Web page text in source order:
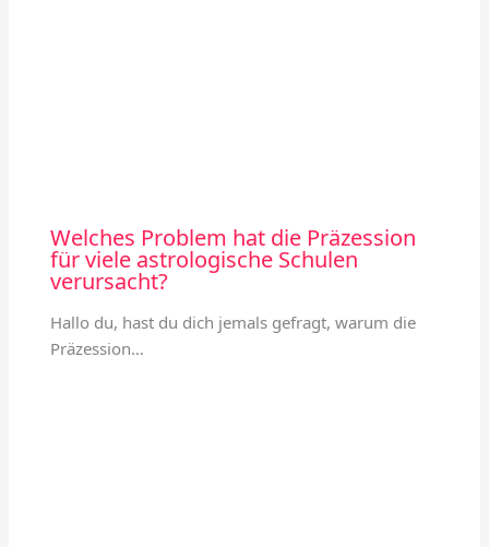
Welches Problem hat die Präzession
für viele astrologische Schulen
verursacht?
Hallo du, hast du dich jemals gefragt, warum die
Präzession…